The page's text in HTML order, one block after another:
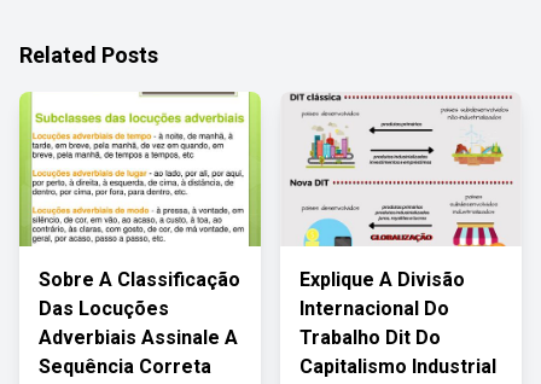
Related Posts
Sobre A Classificação
Das Locuções
Adverbiais Assinale A
Sequência Correta
Explique A Divisão
Internacional Do
Trabalho Dit Do
Capitalismo Industrial